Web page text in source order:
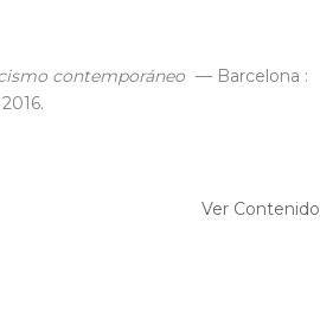
contemporáneo — Barcelona :
Ver Contenido